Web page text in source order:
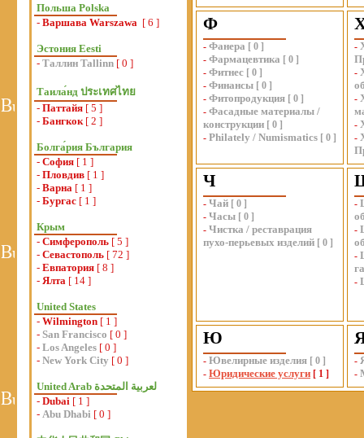
Польша Polska
- Варшава Warszawa [ 6 ]
Эстония Eesti
- Таллин Tallinn [ 0 ]
Таила́нд ประเทศไทย
- Паттайя [ 5 ]
- Бангкок[ 2 ]
Болга́рия България
- София [ 1 ]
- Пловдив [ 1 ]
- Варна [ 1 ]
- Бургас [ 1 ]
Крым
- Симферополь [ 5 ]
- Севастополь [ 72 ]
- Евпатория [ 8 ]
- Ялта [ 14 ]
United States
- Wilmington [ 1 ]
- San Francisco [ 0 ]
- Los Angeles [ 0 ]
- New York City [ 0 ]
- Dubai [ 1 ]
- Abu Dhabi [ 0 ]
Ф
- Фанера [ 0 ]
- Фармацевтика [ 0 ]
- Фитнес [ 0 ]
- Финансы [ 0 ]
- Фитопродукция [ 0 ]
- Фасадные материалы /
конструкции [ 0 ]
- Philately / Numismatics [ 0 ]
-
-
-
-
-
Ч
- Чай [ 0 ]
- Часы [ 0 ]
- Чистка / реставрация
пухо-перьевых изделий [ 0 ]
-
-
-
-
Ю
- Ювелирные изделия [ 0 ]
- Юридические услуги [ 1 ]
-
-